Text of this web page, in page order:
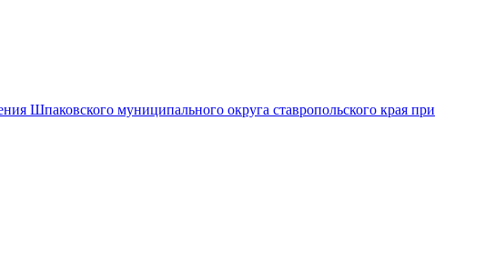
Шпаковского муниципального округа ставропольского края при